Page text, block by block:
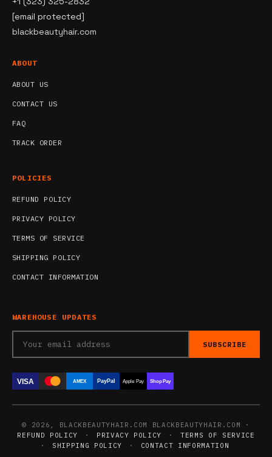
[email protected]
blackbeautyhair.com
ABOUT
ABOUT US
CONTACT US
FAQ
TRACK ORDER
POLICIES
REFUND POLICY
PRIVACY POLICY
TERMS OF SERVICE
SHIPPING POLICY
CONTACT INFORMATION
WAREHOUSE UPDATES
SUBSCRIBE
VISA AMEX PayPal Apple Pay Shop Pay
© 2026, BLACKBEAUTYHAIR.COM BLACKBEAUTYHAIR.COM ·
REFUND POLICY
· PRIVACY POLICY ·
TERMS OF SERVICE
·
SHIPPING POLICY · CONTACT INFORMATION